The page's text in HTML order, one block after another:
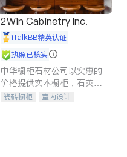
2Win Cabinetry Inc.
iTalkBB精英认证
执照已核实
中华橱柜石材公司以实惠的
价格提供实木橱柜，石英石
台面，多种优质不锈钢水
瓷砖橱柜
室内设计